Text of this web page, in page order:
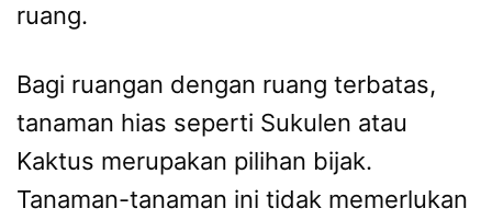
ruang.
Bagi ruangan dengan ruang terbatas,
tanaman hias seperti Sukulen atau
Kaktus merupakan pilihan bijak.
Tanaman-tanaman ini tidak memerlukan